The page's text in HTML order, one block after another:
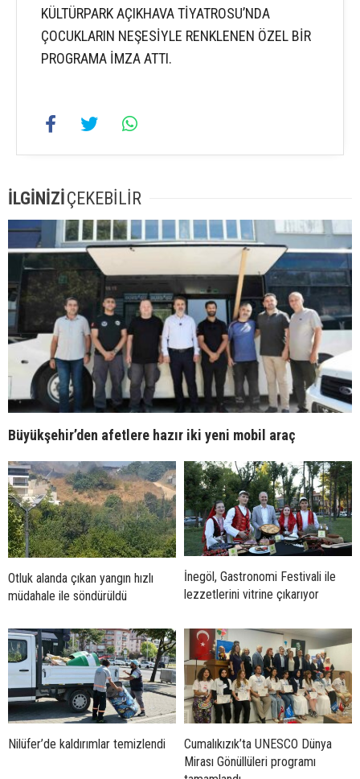
KÜLTÜRPARK AÇIKHAVA TİYATROSU’NDA
ÇOCUKLARIN NEŞESİYLE RENKLENEN ÖZEL BİR
PROGRAMA İMZA ATTI.
İLGİNİZİÇEKEBİLİR
Büyükşehir’den afetlere hazır iki yeni mobil araç
Otluk alanda çıkan yangın hızlı
müdahale ile söndürüldü
İnegöl, Gastronomi Festivali ile
lezzetlerini vitrine çıkarıyor
Nilüfer’de kaldırımlar temizlendi
Cumalıkızık’ta UNESCO Dünya
Mirası Gönüllüleri programı